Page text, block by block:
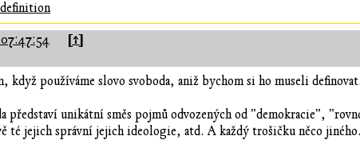
[↑]
když používáme slovo svoboda, aniž bychom si ho museli definovat.
představí unikátní směs pojmů odvozených od "demokracie",
té jejich správní jejich ideologie, atd. A každý trošičku něco